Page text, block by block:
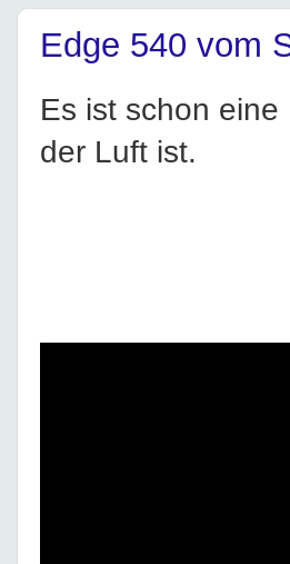
Edge 540 vom
Es ist schon
der Luft ist.